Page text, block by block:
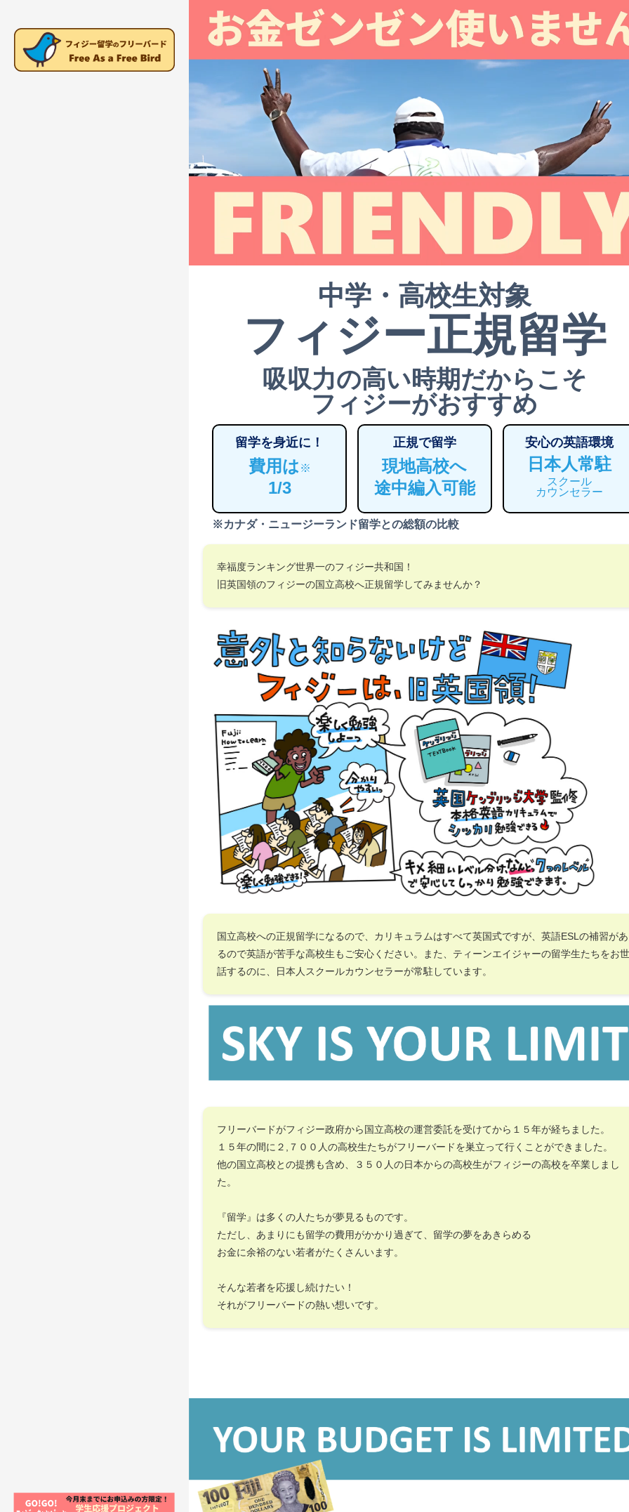
中学・高校生対象
フィジー正規留学
吸収力の高い時期だからこそ
フィジーがおすすめ
留学を身近に！
費用は※
1/3
正規で留学
現地高校へ
途中編入可能
安心の英語環境
日本人常駐
スクール
カウンセラー
※カナダ・ニュージーランド留学との総額の比較
幸福度ランキング世界一のフィジー共和国！
旧英国領のフィジーの国立高校へ正規留学してみませんか？
国立高校への正規留学になるので、カリキュラムはすべて英国式ですが、英語ESLの補習があ
るので英語が苦手な高校生もご安心ください。また、ティーンエイジャーの留学生たちをお世
話するのに、日本人スクールカウンセラーが常駐しています。
フリーバードがフィジー政府から国立高校の運営委託を受けてから１５年が経ちました。
１５年の間に２,７００人の高校生たちがフリーバードを巣立って行くことができました。
他の国立高校との提携も含め、３５０人の日本からの高校生がフィジーの高校を卒業しまし
た。
『留学』は多くの人たちが夢見るものです。
ただし、あまりにも留学の費用がかかり過ぎて、留学の夢をあきらめる
お金に余裕のない若者がたくさんいます。
そんな若者を応援し続けたい！
それがフリーバードの熱い想いです。